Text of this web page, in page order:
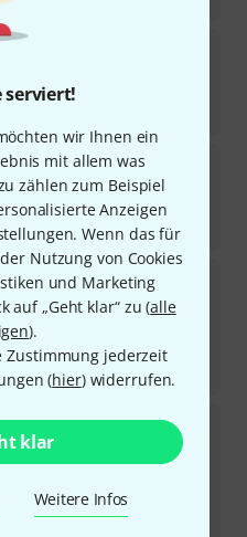
serviert!
wir Ihnen ein
mit allem was
zählen zum Beispiel
Anzeigen
Wenn das für
Nutzung von Cookies
und Marketing
auf „Geht klar“ zu (alle
).
Zustimmung jederzeit
(hier) widerrufen.
klar
Weitere Infos
Violin Set 1/4 DB
Violin 1/4
Set 1/4
Violin Set 1/4